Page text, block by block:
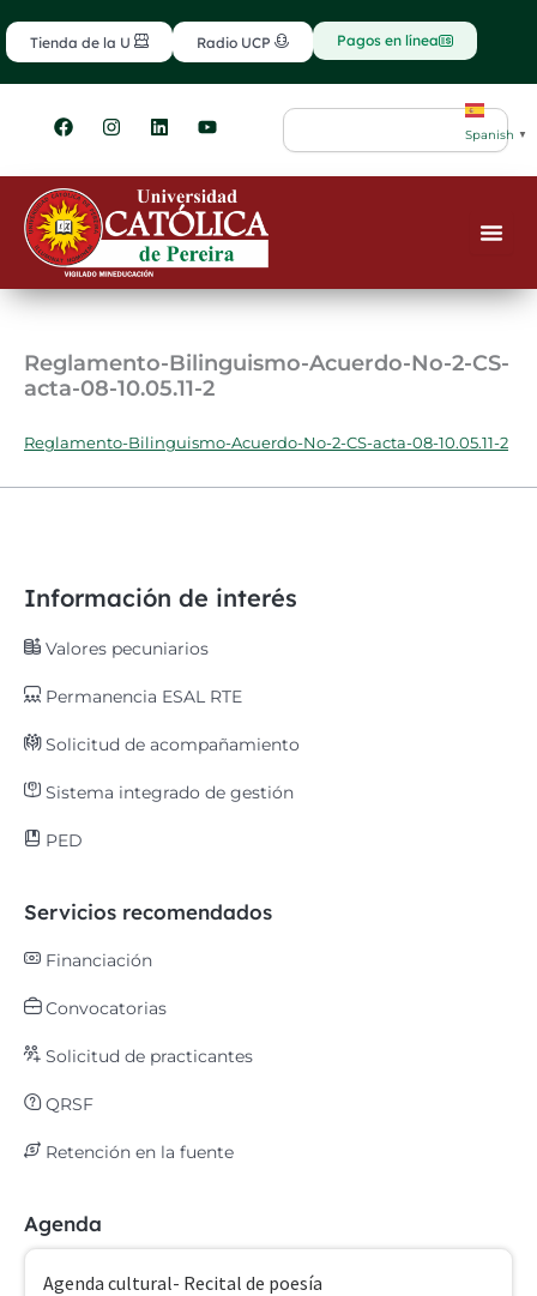
al
contenido
Tienda de la U Radio UCP Pagos en línea
F
a
e
b
o
o
k
I
n
t
g
r
m
L
i
k
e
d
i
n
Y
o
t
u
b
e
Search
Spanish ▼
Reglamento-Bilinguismo-Acuerdo-No-2-CS-
acta-08-10.05.11-2
Reglamento-Bilinguismo-Acuerdo-No-2-CS-acta-08-10.05.11-2
Información de interés
Valores pecuniarios
Permanencia ESAL RTE
Solicitud de acompañamiento
Sistema integrado de gestión
PED
Servicios recomendados
Financiación
Convocatorias
Solicitud de practicantes
QRSF
Retención en la fuente
Agenda
Agenda cultural- Recital de poesía